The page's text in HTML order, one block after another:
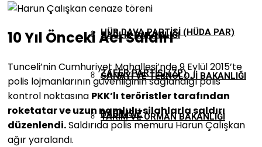
HÜR DAVA PARTISI (HÜDA PAR)
ZAFER PARTISI (ZP)
BAĞIMSIZ
SAĞLIK BAKANLIĞI
SANAYI VE TEKNOLOJI BAKANLIĞI
TARIM VE ORMAN BAKANLIĞI
10 Yıl Önceki Acı Saldırı
Tunceli’nin Cumhuriyet Mahallesi’nde 9 Eylül 2015’te
polis lojmanlarının güvenliğinin sağlandığı polis
kontrol noktasına PKK’lı teröristler tarafından
roketatar ve uzun namlulu silahlarla saldırı
düzenlendi.Saldırıda polis memuru Harun Çalışkan
ağır yaralandı.